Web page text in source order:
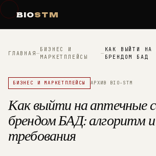
BIOSTM
ГЛАВНАЯ—
БИЗНЕС И
МАРКЕТПЛЕЙСЫ
—
КАК ВЫЙТИ НА
БРЕНДОМ БАД
БИЗНЕС И МАРКЕТПЛЕЙСЫ АРХИВ BIO-STM
Как выйти на аптечные
брендом БАД: алгоритм и
требования